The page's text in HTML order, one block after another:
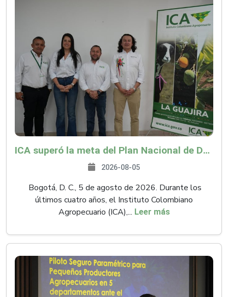
ICA superó la meta del Plan Nacional de Desarrollo y abrió 61 mercados internacionales
2026-08-05
Bogotá, D. C., 5 de agosto de 2026. Durante los
últimos cuatro años, el Instituto Colombiano
Agropecuario (ICA),... Leer más